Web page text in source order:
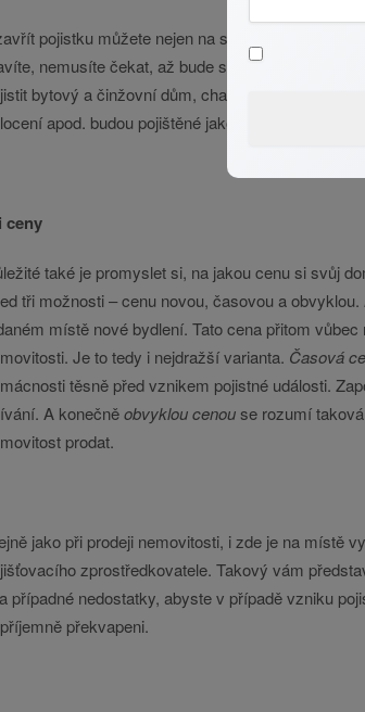
pojistku můžete nejen na stávající
nemusíte čekat, až bude stavba hotová.
bytový a činžovní dům, chalupu nebo chatu i
apod. budou pojištěné jako stavby vedlejší.
ceny
také je promyslet si, na jakou cenu si svůj
tři možnosti – cenu novou, časovou a obvyklou.
místě nové bydlení. Tato cena přitom
Je to tedy i nejdražší varianta. Časová
těsně před vznikem pojistné události.
A konečněobvyklou cenou se rozumí
prodat.
jako při prodeji nemovitosti, i zde je na místě
zprostředkovatele. Takový vám
případné nedostatky, abyste v případě vzniku
překvapeni.